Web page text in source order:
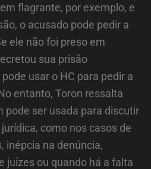
flagrante, por exemplo, e
o acusado pode pedir a
ele não foi preso em
sua prisão
usar o HC para pedir a
entanto, Toron ressalta
pode ser usada para discutir
como nos casos de
inépcia na denúncia,
juízes ou quando há a falta